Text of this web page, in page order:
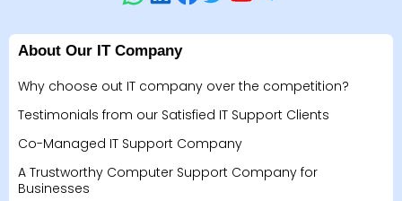
About Our IT Company
Why choose out IT company over the competition?
Testimonials from our Satisfied IT Support Clients
Co-Managed IT Support Company
A Trustworthy Computer Support Company for
Businesses